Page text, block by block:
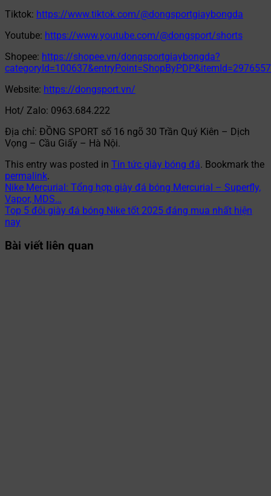
Tiktok: https://www.tiktok.com/@dongsportgiaybongda
Youtube: https://www.youtube.com/@dongsport/shorts
Shopee: https://shopee.vn/dongsportgiaybongda?
Website: https://dongsport.vn/
Hot/ Zalo: 0963.684.222
Địa chỉ: ĐỒNG SPORT số 16 ngõ 30 Trần Quý Kiên – Dịch
Vọng – Cầu Giấy – Hà Nội.
This entry was posted in Tin tức giày bóng đá. Bookmark the
permalink.
Nike Mercurial: Tổng hợp giày đá bóng Mercurial – Superfly,
Vapor, MDS…
Top 5 đôi giày đá bóng Nike tốt 2025 đáng mua nhất hiện
nay
Bài viết liên quan